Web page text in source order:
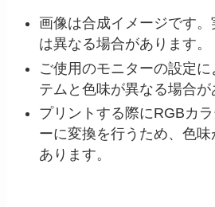
画像は合成イメージです。
は異なる場合があります。
ご使用のモニターの設定
テムと色味が異なる場合が
プリントする際にRGBカ
ーに変換を行うため、色
あります。